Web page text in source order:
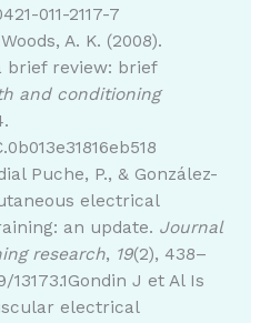
011-2117-7
A. K. (2008).
brief review: brief
and conditioning
Puche, P., & González-
electrical
an update. Journal
research, 19(2), 438–
13173.1Gondin J et Al Is
electrical